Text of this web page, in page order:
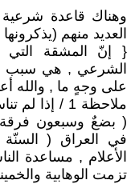
وهناك قاعدة شرعية
العديد منهم
{ إنّ المشقة التي
الشرعي , هي سبب
على وجهٍ ما , والله
ملاحظة 1 /
( بضعٌ وسبعون
في العراق (
الأعلام , مساعدة
تزمت الوهابية